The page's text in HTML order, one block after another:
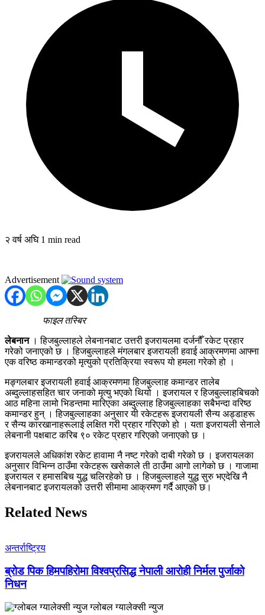
२ वर्ष अघि 1 min read
Advertisement
फाइल तस्बिर
लेबनान। हिजबुल्लाहले लेबनानबाट उत्तरी इजरायलमा दर्जनौँ रकेट प्रहार
गरेको जनाएको छ । हिजबुल्लाहले मंगलबार इजरायली हवाई आक्रमणमा आफ्ना
एक वरिष्ठ कमान्डरको मृत्युको प्रतिक्रिया स्वरूप यो हमला गरेको हो ।
मङ्गलबार इजरायली हवाई आक्रमणमा हिजबुल्लाह कमान्डर तालेब
अब्दुल्लाहसहित चार जनाको मृत्यु भएको थियो । इजरायल र हिजबुल्लाहबिचको
आठ महिना लामो भिडन्तमा मारिएका अब्दुल्लाह हिजबुल्लाहका सबैभन्दा वरिष्ठ
कमान्डर हुन् । हिजबुल्लाहका अनुसार यी रकेटहरू इजरायली सैन्य अड्डाहरू
र सैन्य कारखानाहरूलाई लक्षित गरी प्रहार गरिएको हो । यता इजरायली सेनाले
लेबनानी पक्षबाट करिब ९० रकेट प्रहार गरिएको जनाएको छ ।
इजरायलले अधिकांश रकेट हावामा नै नष्ट गरेको दाबी गरेको छ । इजरायलका
अनुसार विभिन्न ठाउँमा रकेटहरू खसेकाले ती ठाउँमा आगो लागेको छ । गाजामा
इजरायल र हमासबिच युद्ध चलिरहेको छ । हिजबुल्लाहले युद्ध सुरु भएदेखि नै
लेबनानबाट इजरायलको उत्तरी सीमामा आक्रमण गर्दै आएको छ।
Related News
अन्तर्राष्ट्रिय
ब्रोड पिक हिमपहिरोमा विश्वप्रसिद्ध नेपाली आरोही निर्मल पुर्जाको
निधन
ग्लोबल ग्यालेक्सी न्युज